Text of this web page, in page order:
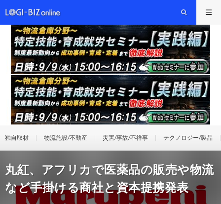
独自取材 物流施設/不動産 災害/事故/不祥事 テクノロジー/製品
丸紅、アフリカで医薬品の販売や物流
など手掛ける商社と資本提携発表